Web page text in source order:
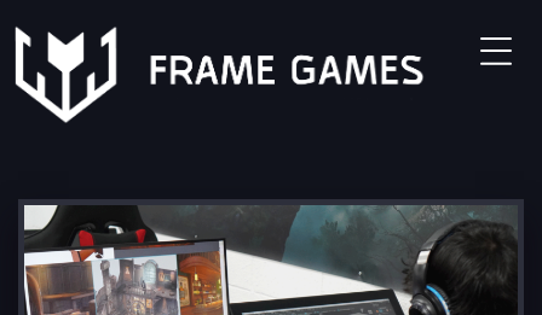
Animación 3D
Animación 2D
Modelado 3D